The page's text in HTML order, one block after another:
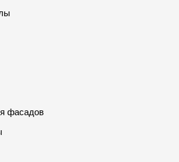
фасадов